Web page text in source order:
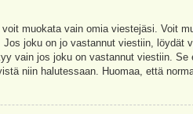
muokata vain omia viestejäsi. Voit
joku on jo vastannut viestiin,
vain jos joku on vastannut viestiin.
niin halutessaan. Huomaa, että